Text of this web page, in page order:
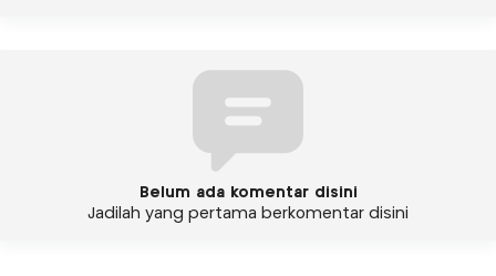
Belum ada komentar disini
Jadilah yang pertama berkomentar disini